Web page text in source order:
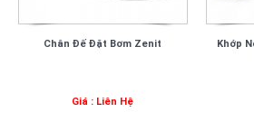
Chân Đế Đặt Bơm Zenit
Giá : Liên Hệ
Khớp